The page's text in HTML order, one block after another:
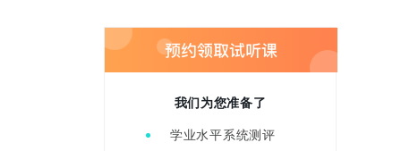
我们为您准备了
学业水平系统测评